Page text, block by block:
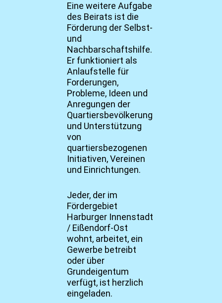
Eine weitere Aufgabe
des Beirats ist die
Förderung der Selbst-
und
Nachbarschaftshilfe.
Er funktioniert als
Anlaufstelle für
Forderungen,
Probleme, Ideen und
Anregungen der
Quartiersbevölkerung
und Unterstützung
von
quartiersbezogenen
Initiativen, Vereinen
und Einrichtungen.
Jeder, der im
Fördergebiet
Harburger Innenstadt
/ Eißendorf-Ost
wohnt, arbeitet, ein
Gewerbe betreibt
oder über
Grundeigentum
verfügt, ist herzlich
eingeladen.